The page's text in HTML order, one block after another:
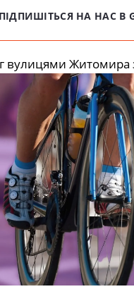
ПІДПИШІТЬСЯ НА НАС В
вулицями